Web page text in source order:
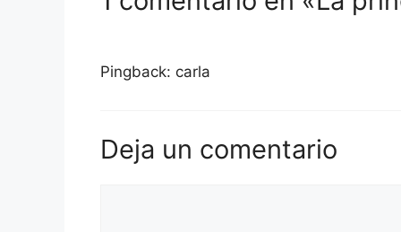
Pingback: carla
Deja un comentario